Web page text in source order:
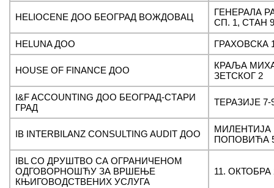
HELIOCENE ДОО БЕОГРАД ВОЖДОВАЦ
ГЕНЕРАЛА
СП. 1, СТАН 9
HELUNA ДОО ГРАХОВСКА
HOUSE OF FINANCE ДОО
КРАЉА
ЗЕТСКОГ 2
I&F ACCOUNTING ДОО БЕОГРАД-СТАРИ
ГРАД
ТЕРАЗИЈЕ 7-
IB INTERBILANZ CONSULTING AUDIT ДОО
МИЛЕНТИЈА
ПОПОВИЋА
IBL CO ДРУШТВО СА ОГРАНИЧЕНОМ
ОДГОВОРНОШЋУ ЗА ВРШЕЊЕ
КЊИГОВОДСТВЕНИХ УСЛУГА
11. ОКТОБРА